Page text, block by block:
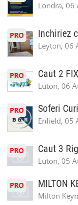
Londra, 06
PRO Inchiriez
Leyton, 06
PRO Caut 2
Luton, 06
PRO Soferi
Enfield, 05
PRO Caut 3
Luton, 05
PRO MILTON
Milton